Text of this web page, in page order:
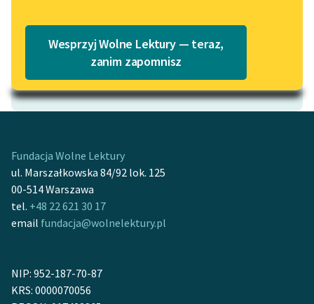
Lektury szkolne i klasyka
literatury do słuchania dla
uczennic i uczniów z
niepełnosprawnościami
szkolnych i literatury do
słuchania dla uczennic i
uczniów z
niepełnosprawnościami
Feministyczne inspiracje.
skandynawskiej literatury
feministycznej
Katalog w formacie PDF
Wesprzyj Wolne Lektury — teraz,
zanim zapomnisz
Motyw: Spotkanie
Fundacja Wolne Lektury
ul. Marszałkowska 84/92 lok. 125
00-514 Warszawa
tel. +48 22 621 30 17
email fundacja@wolnelektury.pl
NIP: 952-187-70-87
KRS: 0000070056